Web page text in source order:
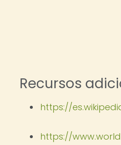
Recursos
https://
https://